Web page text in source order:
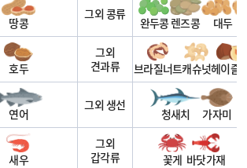
땅콩
그외 콩류
완두콩렌즈콩 대두
호두
그외
견과류
브라질너트캐슈넛헤이즐
연어
그외 생선
청새치 가자미
새우
그외
갑각류
꽃게 바닷가재